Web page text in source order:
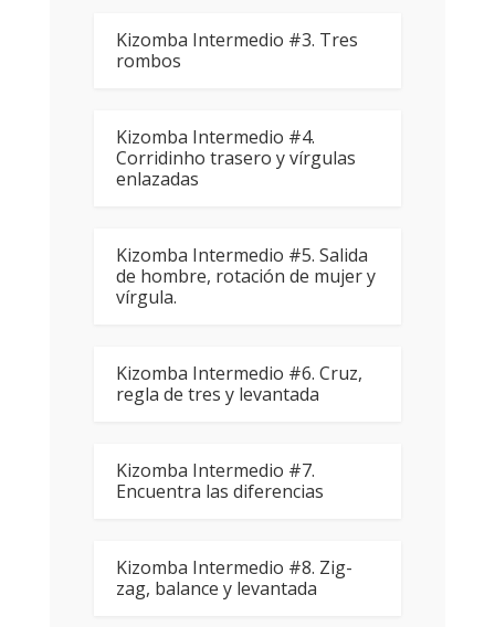
Kizomba Intermedio #3. Tres
rombos
Kizomba Intermedio #4.
Corridinho trasero y vírgulas
enlazadas
Kizomba Intermedio #5. Salida
de hombre, rotación de mujer y
vírgula.
Kizomba Intermedio #6. Cruz,
regla de tres y levantada
Kizomba Intermedio #7.
Encuentra las diferencias
Kizomba Intermedio #8. Zig-
zag, balance y levantada